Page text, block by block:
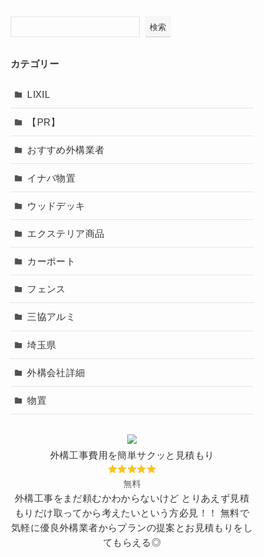
検索
カテゴリー
LIXIL
【PR】
おすすめ外構業者
イナバ物置
ウッドデッキ
エクステリア商品
カーポート
フェンス
三協アルミ
埼玉県
外構会社詳細
物置
外構工事費用を簡単サクッと見積もり
無料
外構工事をまだ頼むかわからないけど とりあえず見積
もりだけ取ってから考えたいという方必見！！ 無料で
気軽に優良外構業者からプランの提案とお見積もりをし
てもらえる◎